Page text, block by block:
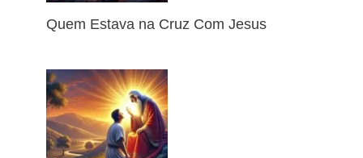
Quem Estava na Cruz Com Jesus